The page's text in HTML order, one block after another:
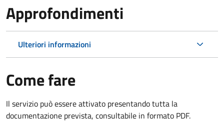
Approfondimenti
Ulteriori informazioni
Come fare
Il servizio può essere attivato presentando tutta la
documentazione prevista, consultabile in formato PDF.